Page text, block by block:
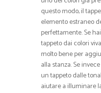
questo modo, il
elemento estraneo
perfettamente. Se
tappeto dai colori
molto bene per
alla stanza. Se
un tappeto dalle
aiutare a illuminare